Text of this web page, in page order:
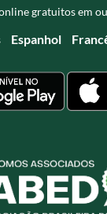
gratuitos em
Espanhol